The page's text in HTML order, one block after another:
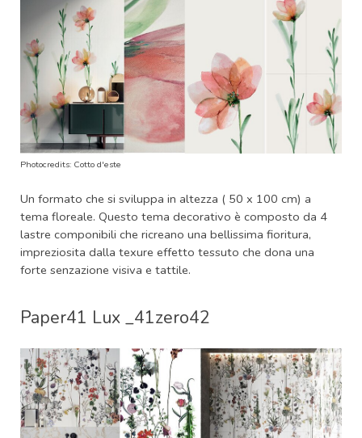
Photocredits: Cotto d'este
Un formato che si sviluppa in altezza ( 50 x 100 cm) a
tema floreale. Questo tema decorativo è composto da 4
lastre componibili che ricreano una bellissima fioritura,
impreziosita dalla texure effetto tessuto che dona una
forte senzazione visiva e tattile.
Paper41 Lux _41zero42